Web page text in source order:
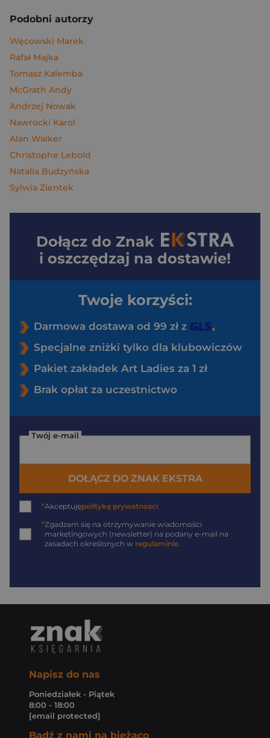
Podobni autorzy
Węcowski Marek
Rafał Majka
Tomasz Kalemba
McGrath Andy
Andrzej Nowak
Nawrocki Karol
Alan Walker
Christophe Lebold
Natalia Budzyńska
Sylwia Zientek
Dołącz do Znak
i oszczędzaj na dostawie!
Twoje korzyści:
Darmowa dostawa od 99 zł z
Specjalne zniżki tylko dla klubowiczów
Pakiet zakładek Art Ladies za 1 zł
Brak opłat za uczestnictwo
Twój e-mail
DOŁĄCZ DO ZNAK EKSTRA
*Akceptujępolitykę prywatności
*Zgadzam się na otrzymywanie wiadomości
marketingowych (newsletter) na podany e-mail na
zasadach określonych w regulaminie.
Napisz do nas
Poniedziałek - Piątek
8:00 - 18:00
[email protected]
Bądź z nami na bieżąco